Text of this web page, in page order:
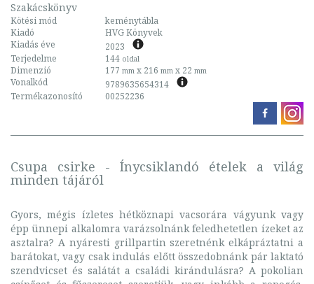
Szakácskönyv
Kötési mód
keménytábla
Kiadó
HVG Könyvek
Kiadás éve
2023
Terjedelme
144 oldal
Dimenzió 177 mm x 216 mm x 22 mm
Vonalkód
9789635654314
Termékazonosító
00252236
Csupa csirke - Ínycsiklandó ételek a világ
minden tájáról
Gyors, mégis ízletes hétköznapi vacsorára vágyunk vagy
épp ünnepi alkalomra varázsolnánk feledhetetlen ízeket az
asztalra? A nyáresti grillpartin szeretnénk elkápráztatni a
barátokat, vagy csak indulás előtt összedobnánk pár laktató
szendvicset és salátát a családi kirándulásra? A pokolian